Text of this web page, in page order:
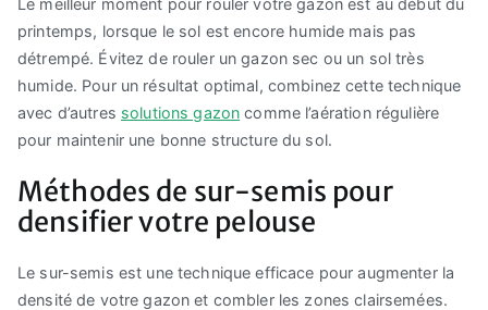
Le meilleur moment pour rouler votre gazon est au début du
printemps, lorsque le sol est encore humide mais pas
détrempé. Évitez de rouler un gazon sec ou un sol très
humide. Pour un résultat optimal, combinez cette technique
avec d’autres solutions gazon comme l’aération régulière
pour maintenir une bonne structure du sol.
Méthodes de sur-semis pour
densifier votre pelouse
Le sur-semis est une technique efficace pour augmenter la
densité de votre gazon et combler les zones clairsemées.